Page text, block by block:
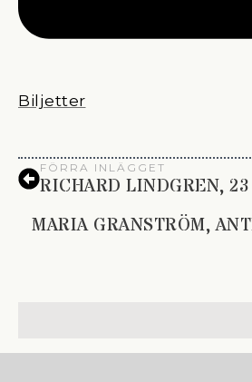
Biljetter
FÖRRA INLÄGGET
RICHARD LINDGREN,
MARIA GRANSTRÖM,